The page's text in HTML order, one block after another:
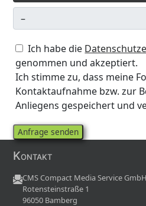
Ich habe die
genommen und akzeptiert.
Ich stimme zu, dass meine
Kontaktaufnahme bzw. zur
Anliegens gespeichert und
Kontakt
CMS Compact Media Service GmbH
Rotensteinstraße 1
96050 Bamberg